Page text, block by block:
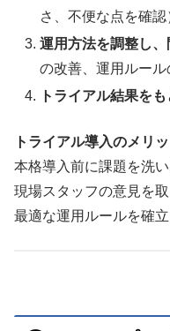
さ、不便な点を確認
運用方法を調整し
の改善、運用ルール
トライアル結果を
トライアル導入のメリッ
本格導入前に課題を洗
現場スタッフの意見を
最適な運用ルールを確